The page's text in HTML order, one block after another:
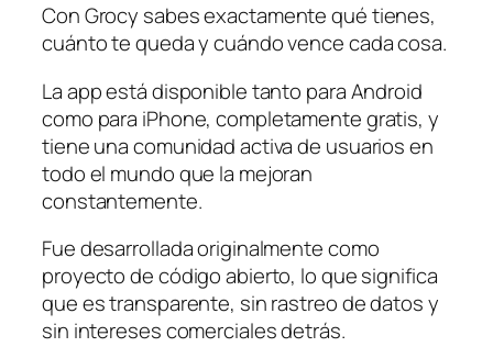
Con Grocy sabes exactamente qué tienes,
cuánto te queda y cuándo vence cada cosa.
La app está disponible tanto para Android
como para iPhone, completamente gratis, y
tiene una comunidad activa de usuarios en
todo el mundo que la mejoran
constantemente.
Fue desarrollada originalmente como
proyecto de código abierto, lo que significa
que es transparente, sin rastreo de datos y
sin intereses comerciales detrás.